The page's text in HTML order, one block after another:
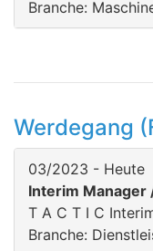
Branche:
Werdegang
03/2023 - Heute
Interim Manager
T A C T I C
Branche: